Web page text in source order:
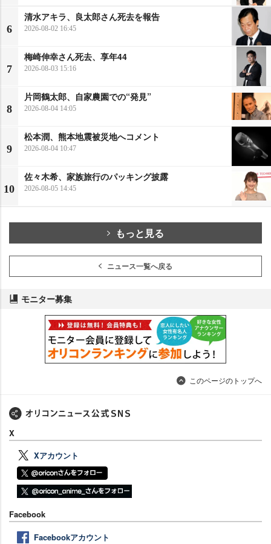
6
清水アキラ、良太郎さん死去を報告
2026-08-02 16:45
7
梅崎伸幸さん死去、享年44
2026-08-03 15:16
8
片岡鶴太郎、自家農園での“発見”
2026-08-04 14:05
9
松本潤、熊本地震被災地へコメント
2026-08-04 10:47
10
佐々木希、家族旅行のパッキング披露
2026-08-05 14:45
もっと見る
ニュース一覧へ戻る
モニター募集
このページのトップへ
X
Xアカウント
Facebook
Facebookアカウント